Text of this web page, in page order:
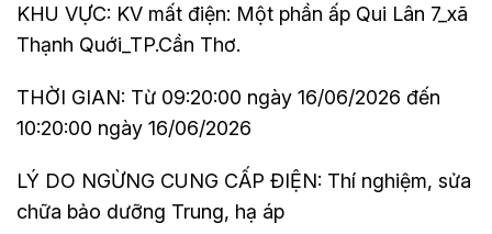
KHU VỰC: KV mất điện: Một phần ấp Qui Lân 7_xã
Thạnh Quới_TP.Cần Thơ.
THỜI GIAN: Từ 09:20:00 ngày 16/06/2026 đến
10:20:00 ngày 16/06/2026
LÝ DO NGỪNG CUNG CẤP ĐIỆN: Thí nghiệm, sửa
chữa bảo dưỡng Trung, hạ áp